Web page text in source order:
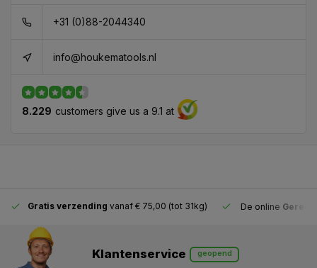
+31 (0)88-2044340
info@houkematools.nl
8.229 customers give us a 9.1 at
Gratis verzending vanaf € 75,00 (tot 31kg) De online
Klantenservice geopend